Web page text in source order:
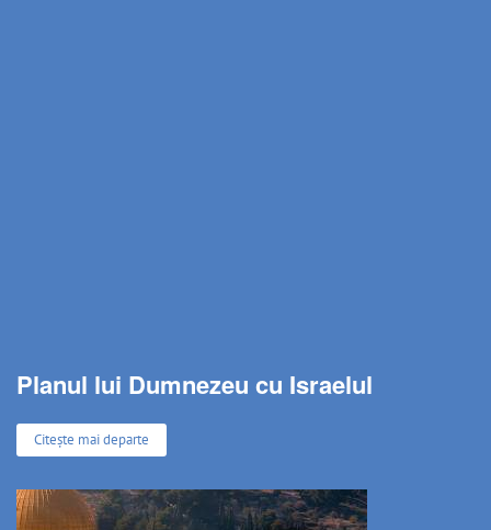
Planul lui Dumnezeu cu Israelul
Citește mai departe